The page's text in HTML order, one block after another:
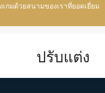
กมด้วยสนามของเราที่ยอดเยี่ยม
ปรับแต่ง